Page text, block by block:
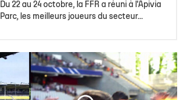
Du 22 au 24 octobre, la FFR a réuni à l'Apivia
Parc, les meilleurs joueurs du secteur...